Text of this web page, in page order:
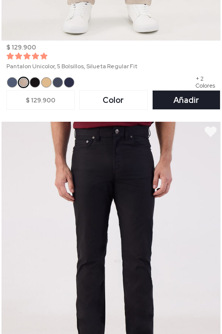
$ 129.900
Pantalon Unicolor, 5 Bolsillos, Silueta Regular Fit
+ 2
Colores
$ 129.900 Color Añadir